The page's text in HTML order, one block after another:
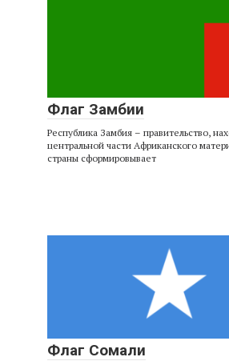
Флаг Замбии
Республика Замбия – правительство,
центральной части Африканского
страны сформировывает
Флаг Сомали